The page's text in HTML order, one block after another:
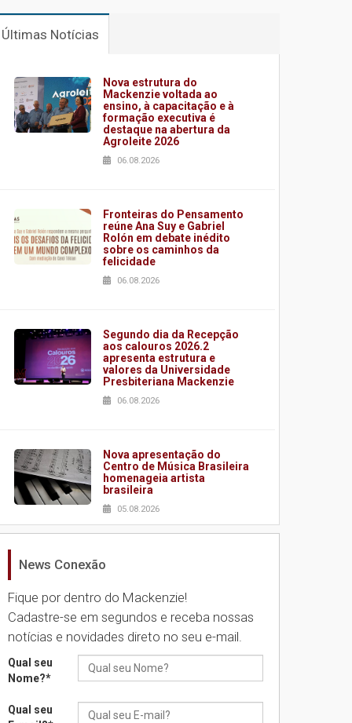
Últimas Notícias
Nova estrutura do
Mackenzie voltada ao
ensino, à capacitação e à
formação executiva é
destaque na abertura da
Agroleite 2026
06.08.2026
Fronteiras do Pensamento
reúne Ana Suy e Gabriel
Rolón em debate inédito
sobre os caminhos da
felicidade
06.08.2026
Segundo dia da Recepção
aos calouros 2026.2
apresenta estrutura e
valores da Universidade
Presbiteriana Mackenzie
06.08.2026
Nova apresentação do
Centro de Música Brasileira
homenageia artista
brasileira
05.08.2026
Universidade Mackenzie
Seminário discute desafios
das novas tecnologias em
sistemas solares
04.08.2026
News Conexão
Fique por dentro do Mackenzie!
Cadastre-se em segundos e receba nossas
notícias e novidades direto no seu e-mail.
Qual seu
Nome?*
Qual seu